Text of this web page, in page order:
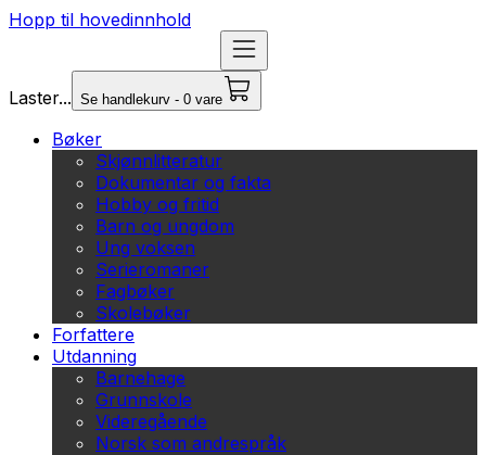
Hopp til hovedinnhold
Laster... Se handlekurv - 0 vare
Bøker
Skjønnlitteratur
Dokumentar og fakta
Hobby og fritid
Barn og ungdom
Ung voksen
Serieromaner
Fagbøker
Skolebøker
Forfattere
Utdanning
Barnehage
Grunnskole
Videregående
Norsk som andrespråk